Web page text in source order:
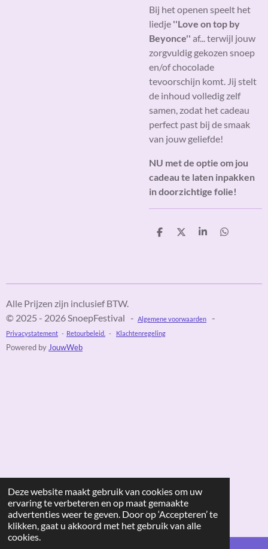
Deze website maakt gebruik van cookies om uw
ervaring te verbeteren en op maat gemaakte
advertenties weer te geven. Door op ‘Accepteren’ te
klikken, gaat u akkoord met het gebruik van alle
cookies.
Bij het openen speelt het
liedje ''Love on top by
Beyonce'' af... terwijl jouw
zorgvuldig gekozen snoep
en/of chocolade
tevoorschijn komt. Jij stelt
de inhoud volledig zelf
samen, zodat het cadeau
perfect past bij de smaak
van jouw geliefde!
NU met de optie om jou
cadeau te laten inpakken
in doorzichtige folie!
D
D
S
D
Alle Prijzen zijn inclusief BTW.
© 2025 - 2026 SnoepFestival - Algemene voorwaarden -
Privacystatement - Retourbeleid. - Klachtenregeling
Powered by JouwWeb